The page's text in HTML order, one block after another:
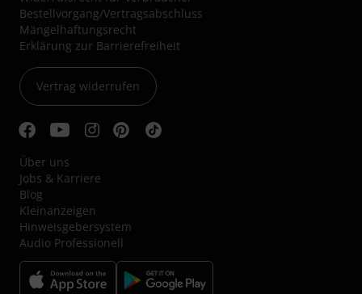
Bestellvorgang/Vertragsabschluss
Mängelhaftungsrecht
Erklärung zur Barrierefreiheit
Vertrag widerrufen
Über uns
Jobs & Karriere
Blog
Kleinanzeigen
Hinweisgebersystem
Audio Professionell